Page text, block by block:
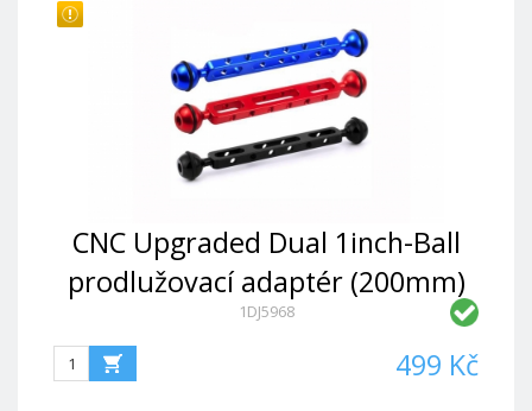
CNC Upgraded Dual 1inch-Ball
prodlužovací adaptér (200mm)
1DJ5968
499 Kč